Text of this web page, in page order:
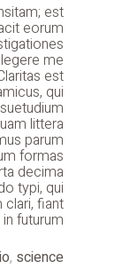
est
eorum
me
est
qui
littera
parum
formas
decima
typi, qui
clari, fiant
futurum.
, science